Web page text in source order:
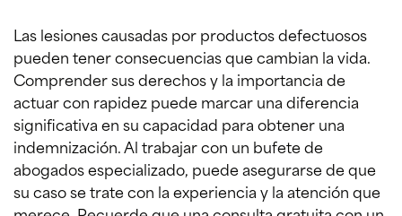
Las lesiones causadas por productos defectuosos
pueden tener consecuencias que cambian la vida.
Comprender sus derechos y la importancia de
actuar con rapidez puede marcar una diferencia
significativa en su capacidad para obtener una
indemnización. Al trabajar con un bufete de
abogados especializado, puede asegurarse de que
su caso se trate con la experiencia y la atención que